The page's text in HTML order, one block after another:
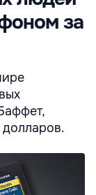
за
долларов.